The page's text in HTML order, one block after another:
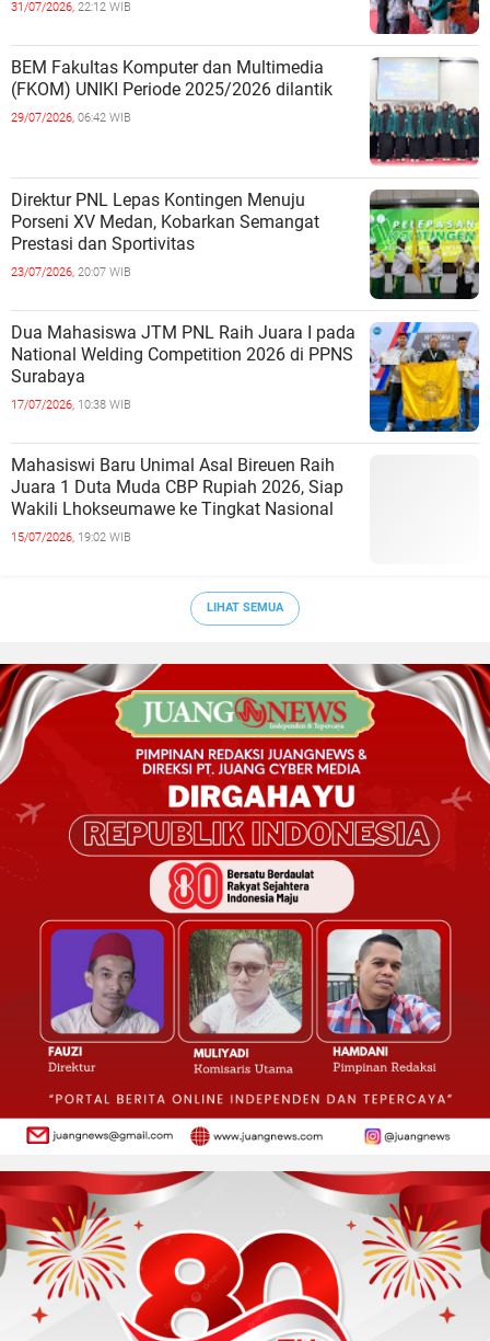
31/07/2026, 22:12 WIB
BEM Fakultas Komputer dan Multimedia
(FKOM) UNIKI Periode 2025/2026 dilantik
29/07/2026, 06:42 WIB
Direktur PNL Lepas Kontingen Menuju
Porseni XV Medan, Kobarkan Semangat
Prestasi dan Sportivitas
23/07/2026, 20:07 WIB
Dua Mahasiswa JTM PNL Raih Juara I pada
National Welding Competition 2026 di PPNS
Surabaya
17/07/2026, 10:38 WIB
Mahasiswi Baru Unimal Asal Bireuen Raih
Juara 1 Duta Muda CBP Rupiah 2026, Siap
Wakili Lhokseumawe ke Tingkat Nasional
15/07/2026, 19:02 WIB
LIHAT SEMUA